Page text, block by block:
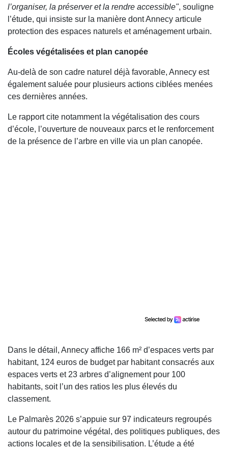
l’organiser, la préserver et la rendre accessible", souligne
l’étude, qui insiste sur la manière dont Annecy articule
protection des espaces naturels et aménagement urbain.
Écoles végétalisées et plan canopée
Au-delà de son cadre naturel déjà favorable, Annecy est
également saluée pour plusieurs actions ciblées menées
ces dernières années.
Le rapport cite notamment la végétalisation des cours
d’école, l’ouverture de nouveaux parcs et le renforcement
de la présence de l’arbre en ville via un plan canopée.
Dans le détail, Annecy affiche 166 m² d’espaces verts par
habitant, 124 euros de budget par habitant consacrés aux
espaces verts et 23 arbres d’alignement pour 100
habitants, soit l’un des ratios les plus élevés du
classement.
Le Palmarès 2026 s’appuie sur 97 indicateurs regroupés
autour du patrimoine végétal, des politiques publiques, des
actions locales et de la sensibilisation. L’étude a été